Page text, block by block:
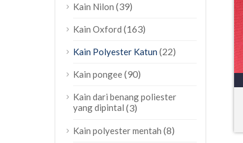
Kain Nilon (39)
Kain Oxford (163)
Kain Polyester Katun (22)
Kain pongee(90)
Kain dari benang poliester
yang dipintal (3)
Kain polyester mentah (8)